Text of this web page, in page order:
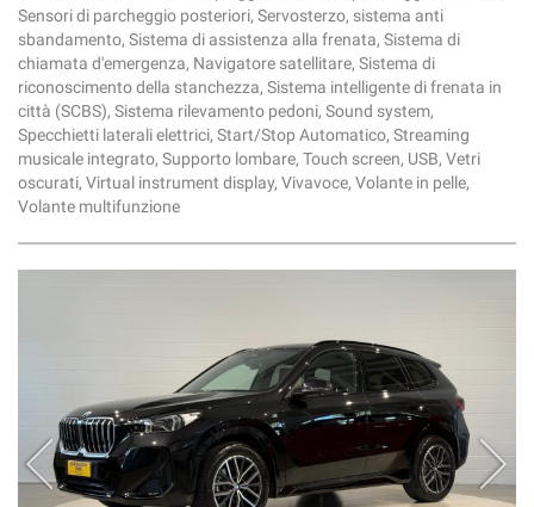
Sensori di parcheggio posteriori, Servosterzo, sistema anti
sbandamento, Sistema di assistenza alla frenata, Sistema di
chiamata d'emergenza, Navigatore satellitare, Sistema di
riconoscimento della stanchezza, Sistema intelligente di frenata in
città (SCBS), Sistema rilevamento pedoni, Sound system,
Specchietti laterali elettrici, Start/Stop Automatico, Streaming
musicale integrato, Supporto lombare, Touch screen, USB, Vetri
oscurati, Virtual instrument display, Vivavoce, Volante in pelle,
Volante multifunzione